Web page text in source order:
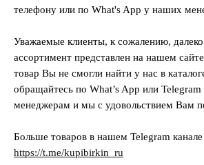
телефону или по What's App у наших
Уважаемые клиенты, к сожалению, далеко
ассортимент представлен на нашем
товар Вы не смогли найти у нас в
обращайтесь по What’s App или
менеджерам и мы с удовольствием Вам
Больше товаров в нашем Telegram канале
https://t.me/kupibirkin_ru